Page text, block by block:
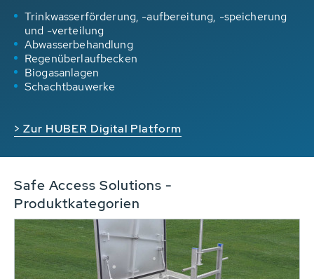
Trinkwasserförderung, -aufbereitung, -speicherung
und -verteilung
Abwasserbehandlung
Regenüberlaufbecken
Biogasanlagen
Schachtbauwerke
> Zur HUBER Digital Platform
Safe Access Solutions -
Produktkategorien